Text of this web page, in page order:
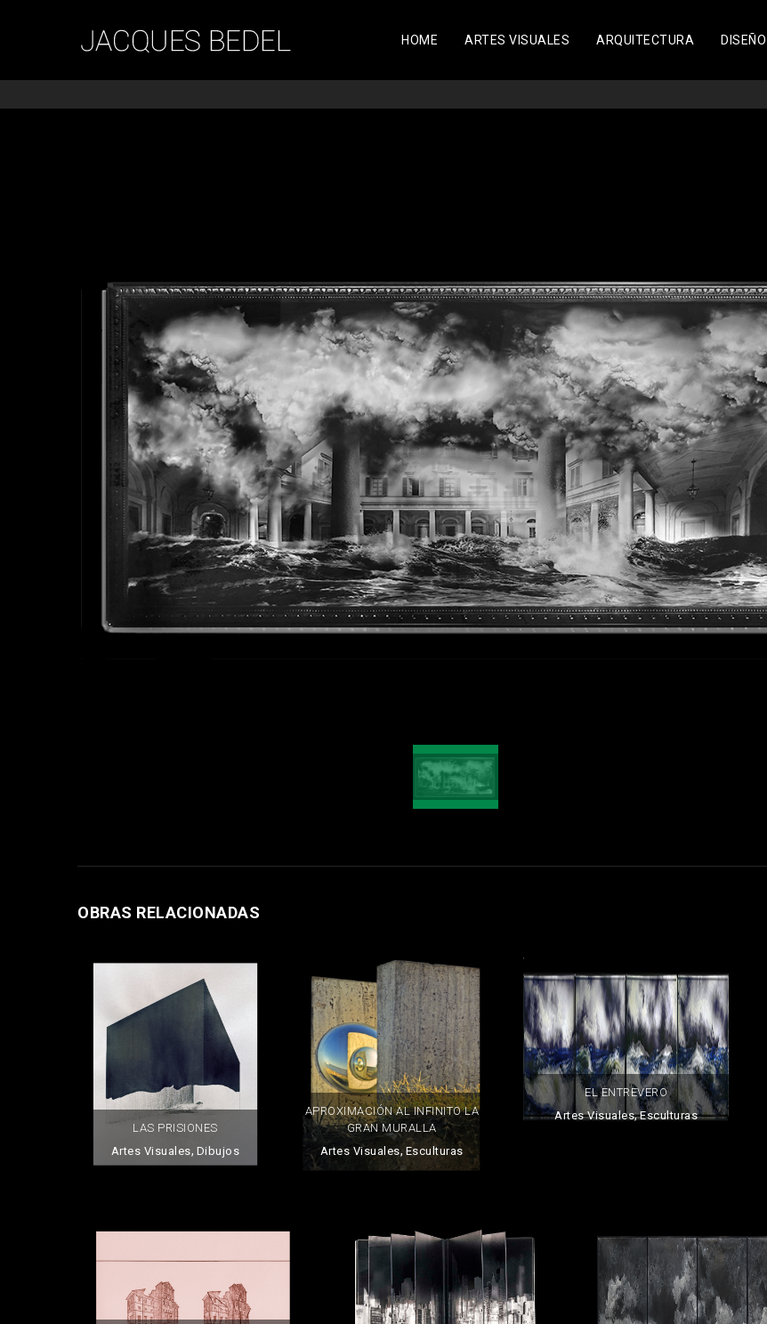
HOME ARTES VISUALES ARQUITECTURA DISEÑO
OBRAS RELACIONADAS
LAS PRISIONES
Artes Visuales, Dibujos
APROXIMACIÓN AL INFINITO LA
GRAN MURALLA
Artes Visuales,Esculturas
EL ENTREVERO
Artes Visuales,Esculturas